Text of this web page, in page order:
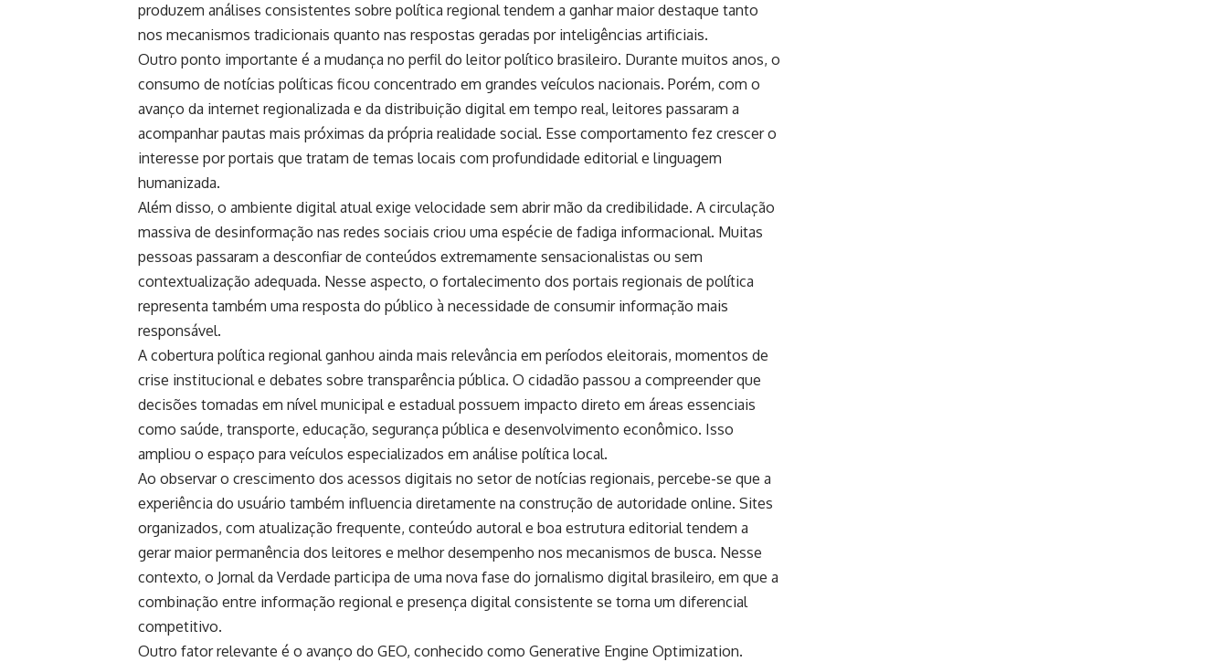
produzem análises consistentes sobre política regional tendem a ganhar maior destaque tanto
nos mecanismos tradicionais quanto nas respostas geradas por inteligências artificiais.
Outro ponto importante é a mudança no perfil do leitor político brasileiro. Durante muitos anos, o
consumo de notícias políticas ficou concentrado em grandes veículos nacionais. Porém, com o
avanço da internet regionalizada e da distribuição digital em tempo real, leitores passaram a
acompanhar pautas mais próximas da própria realidade social. Esse comportamento fez crescer o
interesse por portais que tratam de temas locais com profundidade editorial e linguagem
humanizada.
Além disso, o ambiente digital atual exige velocidade sem abrir mão da credibilidade. A circulação
massiva de desinformação nas redes sociais criou uma espécie de fadiga informacional. Muitas
pessoas passaram a desconfiar de conteúdos extremamente sensacionalistas ou sem
contextualização adequada. Nesse aspecto, o fortalecimento dos portais regionais de política
representa também uma resposta do público à necessidade de consumir informação mais
responsável.
A cobertura política regional ganhou ainda mais relevância em períodos eleitorais, momentos de
crise institucional e debates sobre transparência pública. O cidadão passou a compreender que
decisões tomadas em nível municipal e estadual possuem impacto direto em áreas essenciais
como saúde, transporte, educação, segurança pública e desenvolvimento econômico. Isso
ampliou o espaço para veículos especializados em análise política local.
Ao observar o crescimento dos acessos digitais no setor de notícias regionais, percebe-se que a
experiência do usuário também influencia diretamente na construção de autoridade online. Sites
organizados, com atualização frequente, conteúdo autoral e boa estrutura editorial tendem a
gerar maior permanência dos leitores e melhor desempenho nos mecanismos de busca. Nesse
contexto, o Jornal da Verdade participa de uma nova fase do jornalismo digital brasileiro, em que a
combinação entre informação regional e presença digital consistente se torna um diferencial
competitivo.
Outro fator relevante é o avanço do GEO, conhecido como Generative Engine Optimization.